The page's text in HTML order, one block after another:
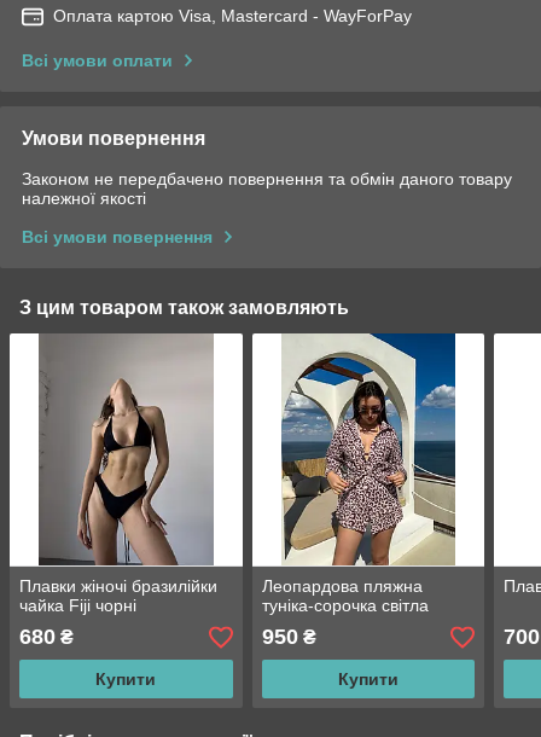
Оплата картою Visa, Mastercard - WayForPay
Всі умови оплати
Умови повернення
Законом не передбачено повернення та обмін даного товару
належної якості
Всі умови повернення
З цим товаром також замовляють
Плавки жіночі бразилійки
чайка Fiji чорні
680 ₴
Купити
Леопардова пляжна
туніка-сорочка світла
950₴
Купити
700